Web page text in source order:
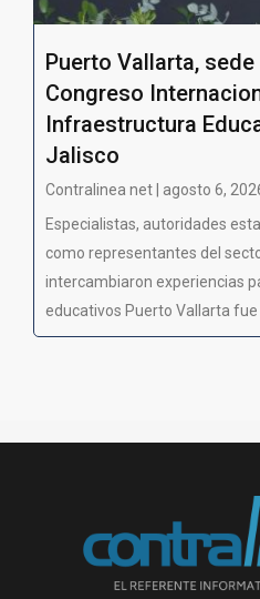
Puerto Vallarta,
Congreso
Infraestructura
Jalisco
Contralinea net | agosto 6,
Especialistas, autoridades
como representantes del
intercambiaron experiencias
educativos Puerto Vallarta fue